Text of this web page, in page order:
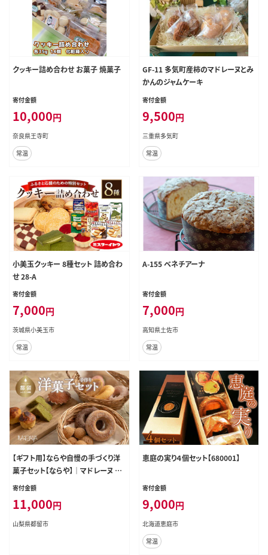
クッキー詰め合わせ お菓子 焼菓子
寄付金額
10,000円
奈良県王寺町
常温
GF-11 多気町産柿のマドレーヌとみ
かんのジャムケーキ
寄付金額
9,500円
三重県多気町
常温
小美玉クッキー 8種セット 詰め合わ
せ 28-A
寄付金額
7,000円
茨城県小美玉市
常温
A-155 ベネチアーナ
寄付金額
7,000円
高知県土佐市
常温
【ギフト用】ならや自慢の手づくり洋
菓子セット【ならや】｜マドレーヌ ド
ーナツ スイートポテト 贈答用 プレ
寄付金額
11,000円
山梨県都留市
恵庭の実り４個セット【680001】
寄付金額
9,000円
北海道恵庭市
常温